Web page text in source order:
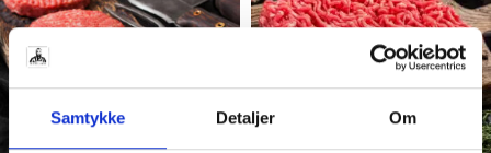
Samtykke Detaljer Om